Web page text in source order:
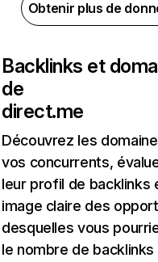
Obtenir plus de
Backlinks et
de
direct.me
Découvrez les
vos concurrents,
leur profil de backlinks
image claire des
desquelles vous
le nombre de